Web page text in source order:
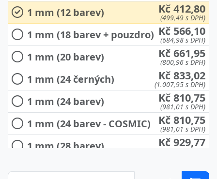
1 mm (12 barev)
Kč 412,80
(499,49 s DPH)
1 mm (18 barev + pouzdro) Kč 566,10
(684,98 s DPH)
1 mm (20 barev) Kč 661,95
(800,96 s DPH)
1 mm (24 černých) Kč 833,02
(1.007,95 s DPH)
1 mm (24 barev) Kč 810,75
(981,01 s DPH)
1 mm (24 barev - COSMIC) Kč 810,75
(981,01 s DPH)
1 mm (28 barev) Kč 929,77
1 mm (28 barev - PÁV) (1.206,07 s DPH)